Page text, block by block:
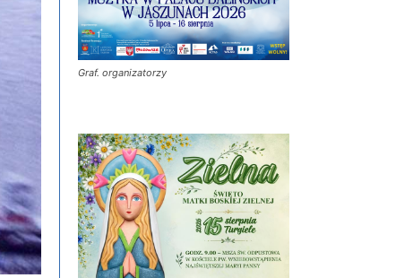
Graf. organizatorzy